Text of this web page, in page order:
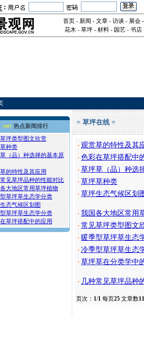
首页- 新闻 - 文章- 访谈 - 展会
花木- 草坪- 材料- 园艺- 书店
热点新闻排行
坪类型图文欣赏
种类
（品）种选择的基本原
的特性及其应用
见草坪品种的性能对比
大地区常用草坪植物
草坪草生态学分类
态气候区划图
草坪草生态学分类
草坪搭配中的应用
= 草坪在线 =
· 观赏草的特性及其
· 色彩在草坪搭配中
· 草坪草（品）种选
· 草坪草种类
· 草坪生态气候区划
· 我国各大地区常用
· 常见草坪类型图文
· 暖季型草坪草生态
· 冷季型草坪草生态
· 草坪草在分类学中
· 几种常见草坪品种
页次： 1/1 每页25 文章数11